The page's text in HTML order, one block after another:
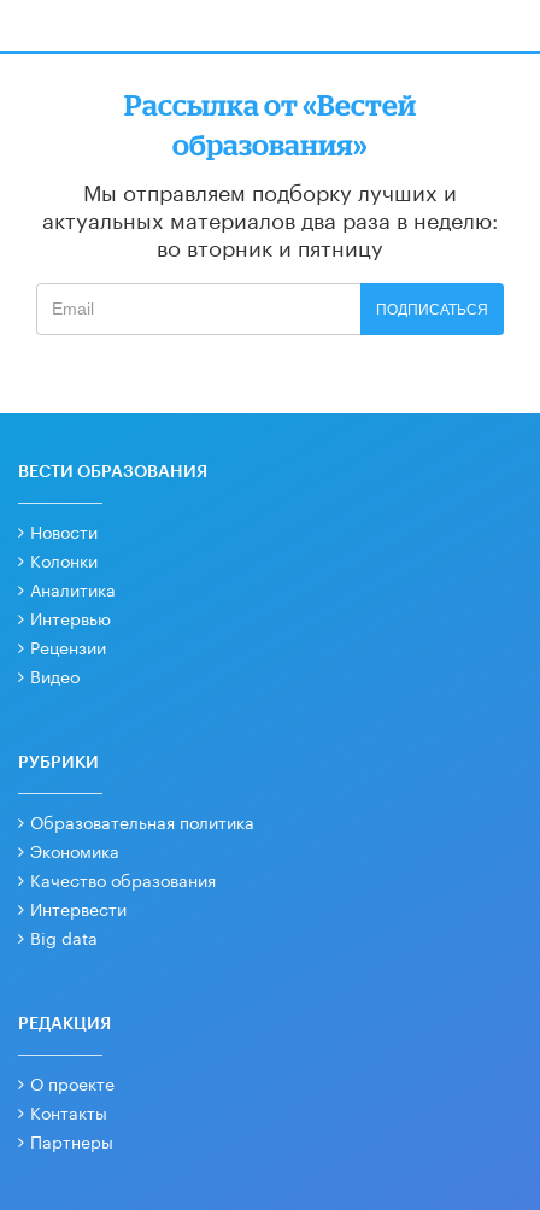
Рассылка от «Вестей
образования»
Мы отправляем подборку лучших и
актуальных материалов два раза в неделю:
во вторник и пятницу
ПОДПИСАТЬСЯ
ВЕСТИ ОБРАЗОВАНИЯ
Новости
Колонки
Аналитика
Интервью
Рецензии
Видео
РУБРИКИ
Образовательная политика
Экономика
Качество образования
Интервести
Big data
РЕДАКЦИЯ
О проекте
Контакты
Партнеры